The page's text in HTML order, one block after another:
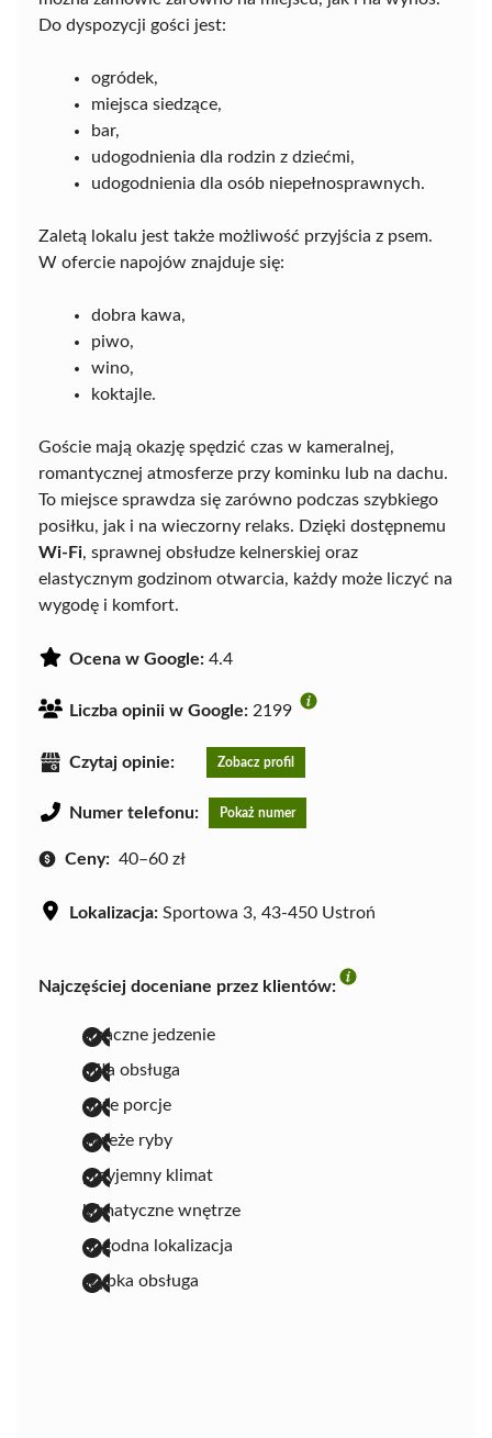
Do dyspozycji gości jest:
ogródek,
miejsca siedzące,
bar,
udogodnienia dla rodzin z dziećmi,
udogodnienia dla osób niepełnosprawnych.
Zaletą lokalu jest także możliwość przyjścia z psem.
W ofercie napojów znajduje się:
dobra kawa,
piwo,
wino,
koktajle.
Goście mają okazję spędzić czas w kameralnej,
romantycznej atmosferze przy kominku lub na dachu.
To miejsce sprawdza się zarówno podczas szybkiego
posiłku, jak i na wieczorny relaks. Dzięki dostępnemu
Wi-Fi, sprawnej obsłudze kelnerskiej oraz
elastycznym godzinom otwarcia, każdy może liczyć na
wygodę i komfort.
Ocena w Google: 4.4
Liczba opinii w Google: 2199
Czytaj opinie: Zobacz profil
Numer telefonu: Pokaż numer
Ceny: 40–60 zł
Lokalizacja: Sportowa 3, 43-450 Ustroń
Najczęściej doceniane przez klientów:
smaczne jedzenie
miła obsługa
duże porcje
świeże ryby
przyjemny klimat
klimatyczne wnętrze
dogodna lokalizacja
szybka obsługa